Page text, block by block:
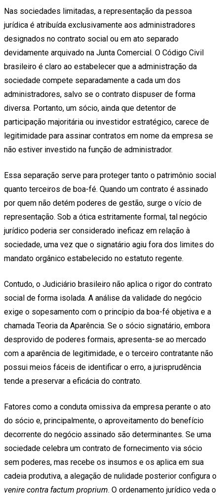
Nas sociedades limitadas, a representação da pessoa
jurídica é atribuída exclusivamente aos administradores
designados no contrato social ou em ato separado
devidamente arquivado na Junta Comercial. O Código Civil
brasileiro é claro ao estabelecer que a administração da
sociedade compete separadamente a cada um dos
administradores, salvo se o contrato dispuser de forma
diversa. Portanto, um sócio, ainda que detentor de
participação majoritária ou investidor estratégico, carece de
legitimidade para assinar contratos em nome da empresa se
não estiver investido na função de administrador.
Essa separação serve para proteger tanto o patrimônio social
quanto terceiros de boa-fé. Quando um contrato é assinado
por quem não detém poderes de gestão, surge o vício de
representação. Sob a ótica estritamente formal, tal negócio
jurídico poderia ser considerado ineficaz em relação à
sociedade, uma vez que o signatário agiu fora dos limites do
mandato orgânico estabelecido no estatuto regente.
Contudo, o Judiciário brasileiro não aplica o rigor do contrato
social de forma isolada. A análise da validade do negócio
exige o sopesamento com o princípio da boa-fé objetiva e a
chamada Teoria da Aparência. Se o sócio signatário, embora
desprovido de poderes formais, apresenta-se ao mercado
com a aparência de legitimidade, e o terceiro contratante não
possui meios fáceis de identificar o erro, a jurisprudência
tende a preservar a eficácia do contrato.
Fatores como a conduta omissiva da empresa perante o ato
do sócio e, principalmente, o aproveitamento do benefício
decorrente do negócio assinado são determinantes. Se uma
sociedade celebra um contrato de fornecimento via sócio
sem poderes, mas recebe os insumos e os aplica em sua
cadeia produtiva, a alegação de nulidade posterior configura o
venire contra factum proprium. O ordenamento jurídico veda o